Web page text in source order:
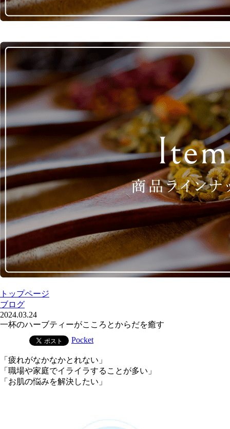
トップページ
ブログ
2024.03.24
一杯のハーブティーがこころとからだを癒す
Pocket
「疲れがなかなかとれない」
「職場や家庭でイライラすることが多い」
「お肌の悩みを解決したい」